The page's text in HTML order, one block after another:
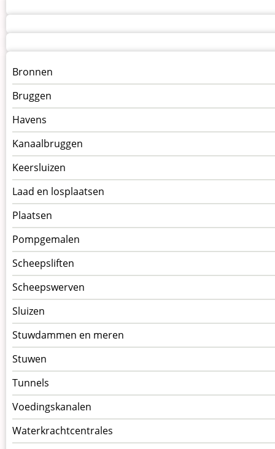
Menu
kunstwerken
op
kunstwerkpagina
Bronnen
Bruggen
Havens
Kanaalbruggen
Keersluizen
Laad en losplaatsen
Plaatsen
Pompgemalen
Scheepsliften
Scheepswerven
Sluizen
Stuwdammen en meren
Stuwen
Tunnels
Voedingskanalen
Waterkrachtcentrales